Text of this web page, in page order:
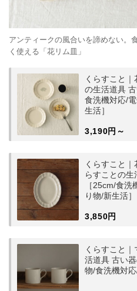
アンティークの風合いを諦めない。
く使える「花リム皿」
くらすこと
の生活道具
食洗機対応/
生活］
3,190円～
くらすこと｜
らすことの生
［25cm/食
り物/新生活］
3,850円
くらすこと
活道具 古い
物/食洗機対